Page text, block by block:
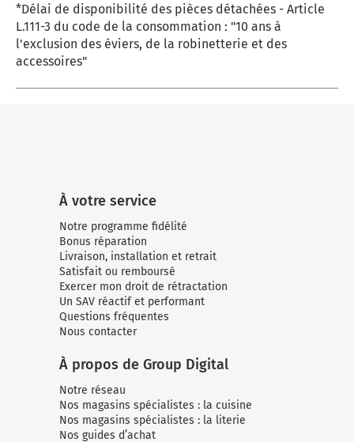
*Délai de disponibilité des pièces détachées - Article
L.111-3 du code de la consommation : "10 ans à
l'exclusion des éviers, de la robinetterie et des
accessoires"
À votre service
Notre programme fidélité
Bonus réparation
Livraison, installation et retrait
Satisfait ou remboursé
Exercer mon droit de rétractation
Un SAV réactif et performant
Questions fréquentes
Nous contacter
À propos de Group Digital
Notre réseau
Nos magasins spécialistes : la cuisine
Nos magasins spécialistes : la literie
Nos guides d’achat